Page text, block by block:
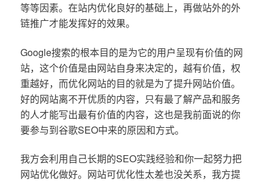
等等因素。在站内优化良好的基础上，再做站外的外
链推广才能发挥好的效果。
Google搜索的根本目的是为它的用户呈现有价值的网
站，这个价值是由网站自身来决定的，越有价值，权
重越好，而优化网站的目的就是为了提升网站价值。
好的网站离不开优质的内容，只有最了解产品和服务
的人才能写出最有价值的内容，这也是我前面说的你
要参与到谷歌SEO中来的原因和方式。
我方会利用自己长期的SEO实践经验和你一起努力把
网站优化做好。网站可优化性太差也没关系，我方提